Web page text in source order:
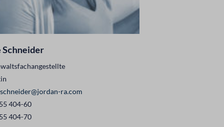
Schneider
ra.com
404-60
404-70